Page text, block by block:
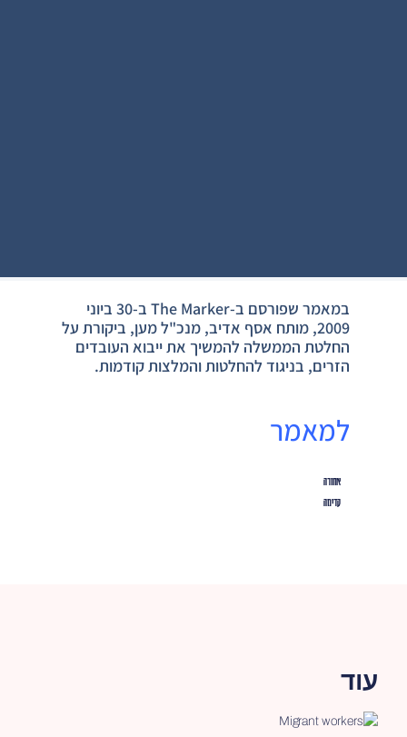
במאמר שפורסם ב-The Marker ב-30 ביוני
2009, מותח אסף אדיב, מנכ"ל מען, ביקורת על
החלטת הממשלה להמשיך את ייבוא העובדים
הזרים, בניגוד להחלטות והמלצות קודמות.
למאמר
אחורה
קדימה
עוד